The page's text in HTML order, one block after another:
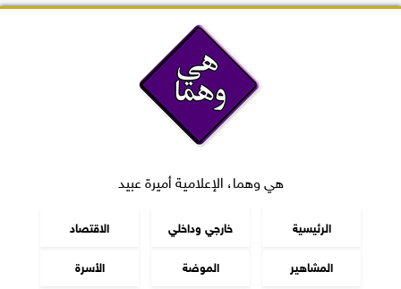
هي وهما، الإعلامية أميرة عبيد
الرئيسية خارجي وداخلي
الاقتصاد
المشاهير
الموضة الأسرة